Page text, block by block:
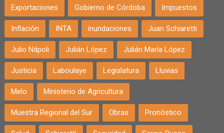
Exportaciones Gobierno de Córdoba Impuestos
Inflación INTA inundaciones Juan Schiaretti
Julio Nápoli Julián López Julián María López
Justicia Laboulaye Legislatura Lluvias
Melo Ministerio de Agricultura
Muestra Regional del Sur Obras Pronóstico